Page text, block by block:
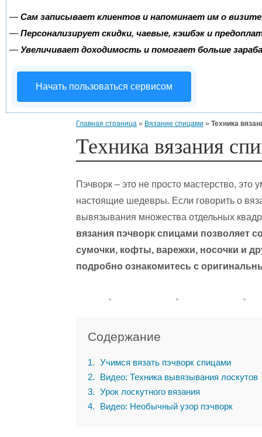
— Сам записывает клиентов и напоминает им о
— Персонализирует скидки, чаевые, кэшбэк и
— Увеличивает доходимость и помогает больше
Начать пользоваться сервисом
Главная страница » Вязание спицами » Техника
Техника вязания
Пэчворк – это не просто мастерство, это
настоящие шедевры. Если говорить о
вывязывания множества отдельных
вязания пэчворк спицами позволяет
сумочки, кофты, варежки, носочки и
подробно ознакомитесь с
Содержание
1
Учимся вязать пэчворк спицами
2
Видео: Техника вывязывания лоскутов
3
Урок лоскутного вязания
4
Видео: Необычный узор пэчворк